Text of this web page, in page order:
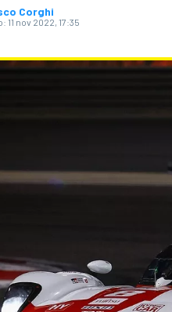
FÓRMULA E
Corghi
11 nov 2022, 17:35